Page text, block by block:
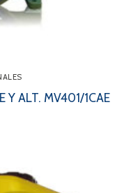
ALT. MV401/1CAE